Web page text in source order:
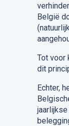
België
Tot voor
dit
Echter,